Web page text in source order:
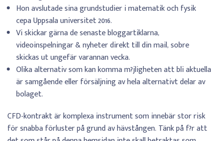
Hon avslutade sina grundstudier i matematik och fysik
cepa Uppsala universitet 2016.
Vi skickar gärna de senaste bloggartiklarna,
videoinspelningar & nyheter direkt till din mail, sobre
skickas ut ungefär varannan vecka.
Olika alternativ som kan komma m?jligheten att bli aktuella
är samgående eller försäljning av hela alternativt delar av
bolaget.
CFD-kontrakt är komplexa instrument som innebär stor risk
för snabba förluster på grund av hävstången. Tänk på f?r att